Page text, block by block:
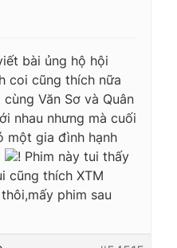
bài ủng hộ hội
coi cũng thích nữa
Văn Sơ và Quân
nhau nhưng mà cuối
một gia đình hạnh
! Phim này tui thấy
cũng thích XTM
phim sau